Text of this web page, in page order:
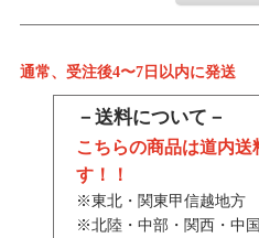
通常、受注後4〜7日以内に発送
－送料について－
こちらの商品は道内送
す！！
※東北・関東甲信越地方
※北陸・中部・関西・中